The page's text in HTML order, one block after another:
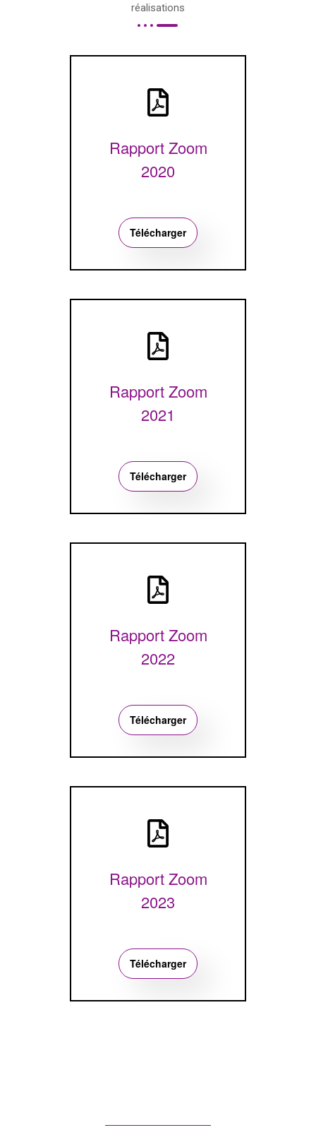
réalisations
Rapport Zoom
2020
Télécharger
Rapport Zoom
2021
Télécharger
Rapport Zoom
2022
Télécharger
Rapport Zoom
2023
Télécharger